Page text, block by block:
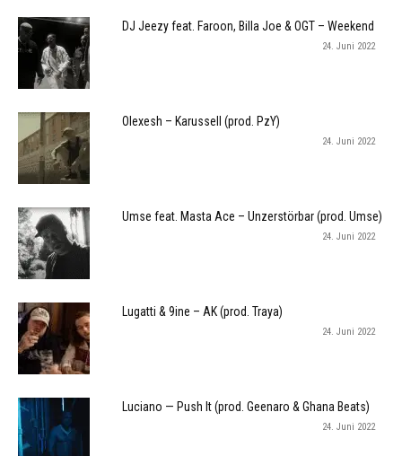
DJ Jeezy feat. Faroon, Billa Joe & OGT – Weekend
24. Juni 2022
Olexesh – Karussell (prod. PzY)
24. Juni 2022
Umse feat. Masta Ace – Unzerstörbar (prod. Umse)
24. Juni 2022
Lugatti & 9ine – AK (prod. Traya)
24. Juni 2022
Luciano — Push It (prod. Geenaro & Ghana Beats)
24. Juni 2022